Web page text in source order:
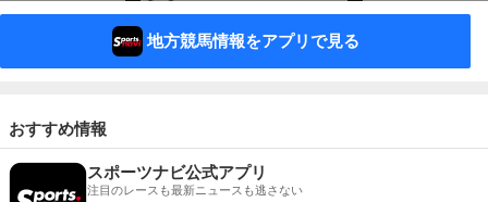
地方競馬情報をアプリで見る
おすすめ情報
スポーツナビ公式アプリ
注目のレースも最新ニュースも逃さない